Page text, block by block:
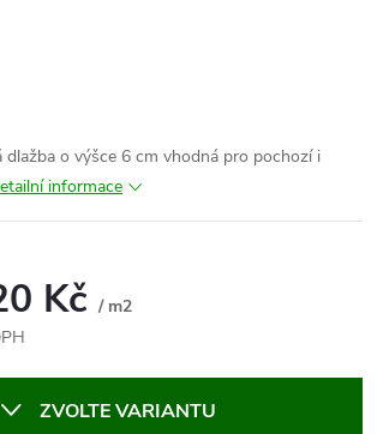
dlažba o výšce 6 cm vhodná pro pochozí i
informace
Kč / m2
ZVOLTE VARIANTU